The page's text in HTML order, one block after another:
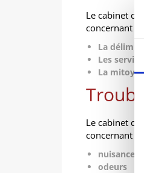
Le cabinet
concernant :
La
Les
La
Le cabinet
concernant
nuisances
odeurs